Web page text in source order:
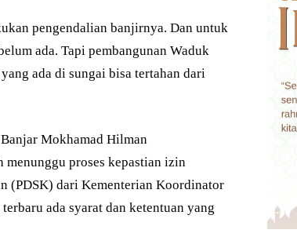
pengendalian banjirnya. Dan untuk
ada. Tapi pembangunan Waduk
ada di sungai bisa tertahan dari
Mokhamad Hilman
menunggu proses kepastian izin
(PDSK) dari Kementerian Koordinator
ada syarat dan ketentuan yang